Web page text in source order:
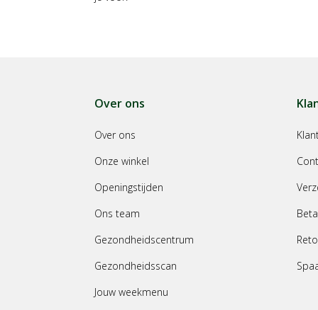
Over ons
Over ons
Onze winkel
Openingstijden
Ons team
Gezondheidscentrum
Gezondheidsscan
Jouw weekmenu